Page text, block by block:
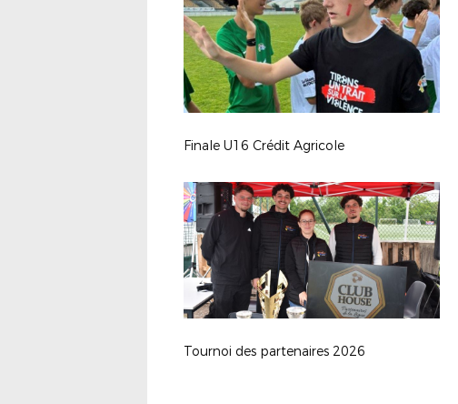
Finale U16 Crédit Agricole
Tournoi des partenaires 2026